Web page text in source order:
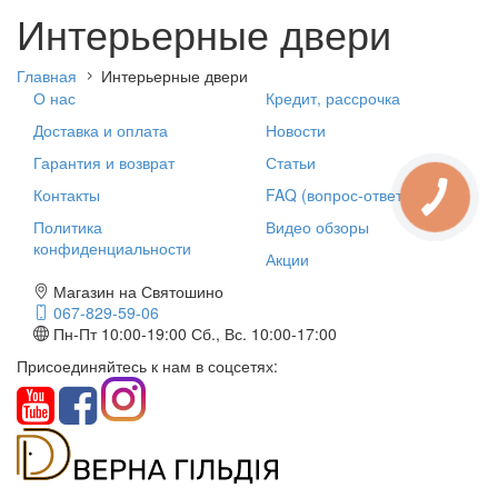
Интерьерные двери
Главная
Интерьерные двери
О нас
Доставка и оплата
Гарантия и возврат
Контакты
Политика
конфиденциальности
Кредит, рассрочка
Новости
Статьи
FAQ (вопрос-ответ)
Видео обзоры
Акции
Магазин на Святошино
067-829-59-06
Пн-Пт 10:00-19:00 Сб., Вс. 10:00-17:00
Присоединяйтесь к нам в соцсетях: